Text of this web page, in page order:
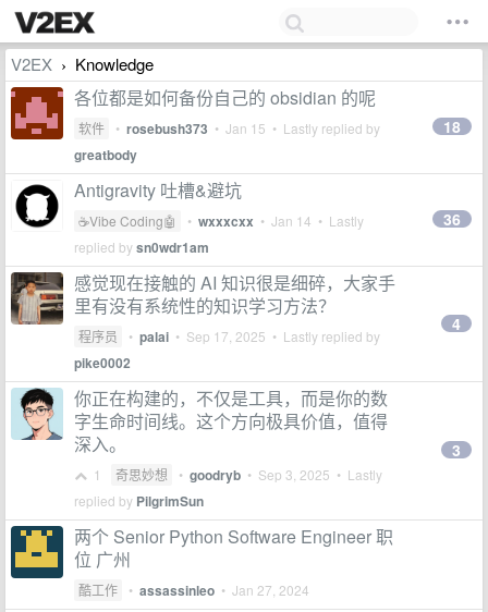
V2EX › Knowledge
各位都是如何备份自己的 obsidian 的呢
软件 • rosebush373 • Jan 15 • Lastly replied by
greatbody
18
Antigravity 吐槽&避坑
☕Vibe Coding🤖 • wxxxcxx • Jan 14 • Lastly
replied bysn0wdr1am
36
感觉现在接触的 AI 知识很是细碎，大家手
里有没有系统性的知识学习方法？
程序员 • palai • Sep 17, 2025 • Lastly replied by
pike0002
4
你正在构建的，不仅是工具，而是你的数
字生命时间线。这个方向极具价值，值得
深入。
1 奇思妙想 • goodryb • Sep 3, 2025 • Lastly
replied by PilgrimSun
3
两个 Senior Python Software Engineer 职
位 广州
酷工作 • assassinleo • Jan 27, 2024